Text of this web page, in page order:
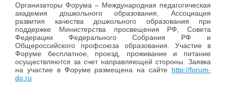
Организаторы Форума – Международная педагогическая
академия дошкольного образования, Ассоциация
развития качества дошкольного образования при
поддержке Министерства просвещения РФ, Совета
Федерации Федерального Собрания РФ и
Общероссийского профсоюза образования. Участие в
Форуме бесплатное, проезд, проживание и питание
осуществляются за счет направляющей стороны. Заявка
на участие в Форуме размещена на сайте http://forum-
do.ru